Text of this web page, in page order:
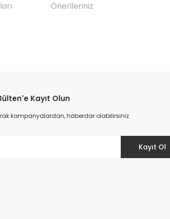
Önerileriniz
Kayıt Olun
kampanyalardan, haberdar olabilirsiniz.
Kayıt Ol